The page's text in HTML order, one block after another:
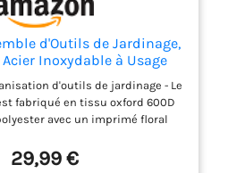
d'Outils de Jardinage,
Acier Inoxydable à Usage
avec poignée en Bois
- Cadeaux pour Les
et Les Hommes, Vert
d'outils de jardinage - Le
fabriqué en tissu oxford 600D
avec un imprimé floral
durable - Les têtes en acier
peuvent résister aux racines,
29,99 €